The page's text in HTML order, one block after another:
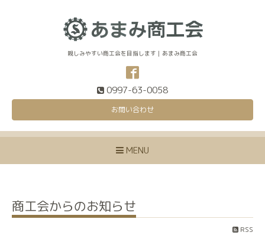
親しみやすい商工会を目指します｜あまみ商工会
0997-63-0058
お問い合わせ
MENU
商工会からのお知らせ
RSS